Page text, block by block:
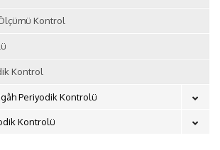
Kontrol
Kontrol
Periyodik Kontrolü
Kontrolü